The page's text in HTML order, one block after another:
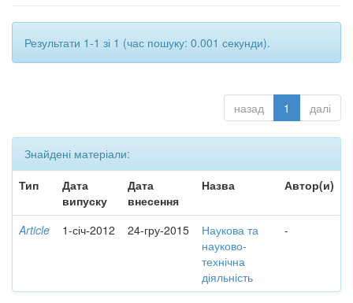
Результати 1-1 зі 1 (час пошуку: 0.001 секунди).
назад 1 далі
Знайдені матеріали:
Тип
Дата
випуску
Дата
внесення
Назва Автор(и)
Article 1-січ-2012 24-гру-2015
Наукова та
науково-
технічна
діяльність
-